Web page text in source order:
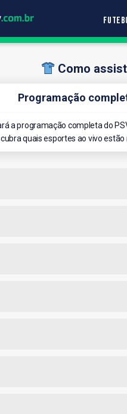
Como
Programação
a programação completa do
quais esportes ao vivo